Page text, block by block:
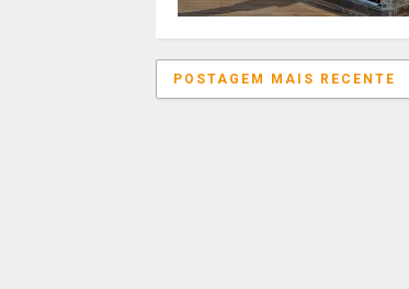
POSTAGEM MAIS RECENTE